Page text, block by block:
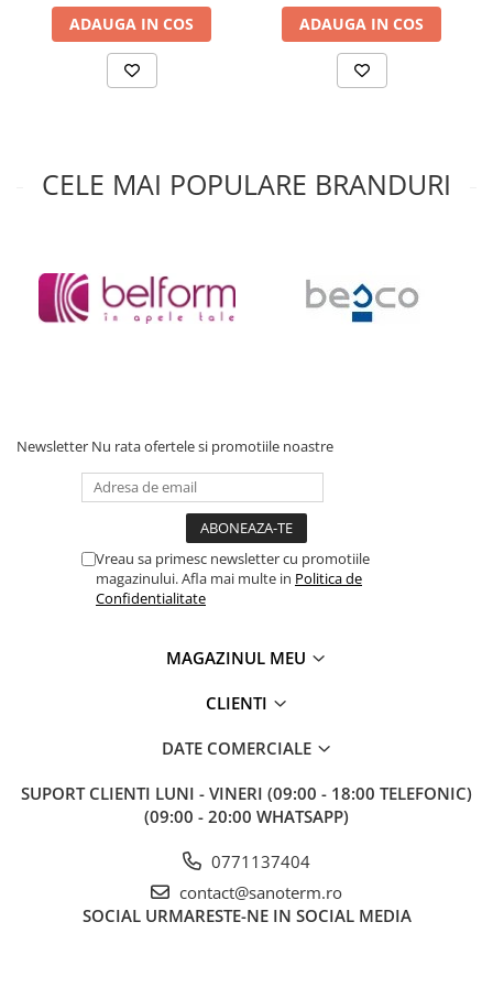
Accesorii baie
Accesorii lavoar
Mozaic
Sifoane si ventile lavoar
Sifoane si ventile cada
Baterii cu dus extractabil
Baterii clasice
Baterii cu dus extractabil
Chiuvete bucatarie
Chiuvete Compozit
Distribuitoare
Pompe recirculare
Pompa ridicare presiune
ADAUGA IN COS ADAUGA IN COS
CELE MAI POPULARE BRANDURI
Newsletter Nu rata ofertele si promotiile noastre
Vreau sa primesc newsletter cu promotiile
magazinului. Afla mai multe in Politica de
Confidentialitate
MAGAZINUL MEU
CLIENTI
DATE COMERCIALE
SUPORT CLIENTI LUNI - VINERI (09:00 - 18:00 TELEFONIC)
(09:00 - 20:00 WHATSAPP)
0771137404
contact@sanoterm.ro
SOCIAL URMARESTE-NE IN SOCIAL MEDIA